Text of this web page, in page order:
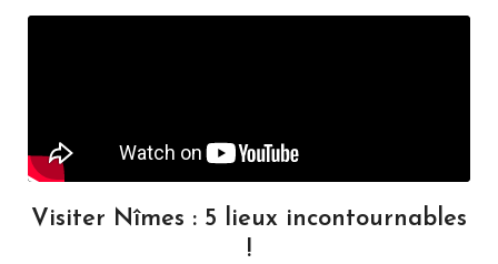
Visiter Nîmes : 5 lieux incontournables
!